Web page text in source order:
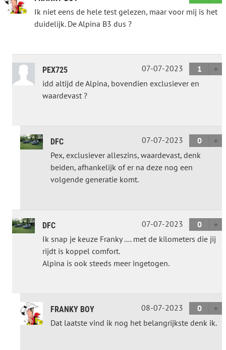
Ik niet eens de hele test gelezen, maar voor mij is het
duidelijk. De Alpina B3 dus ?
PEX725 07-07-2023
1
idd altijd de Alpina, bovendien exclusiever en
waardevast ?
DFC 07-07-2023
0
Pex, exclusiever alleszins, waardevast, denk
beiden, afhankelijk of er na deze nog een
volgende generatie komt.
DFC 07-07-2023
0
Ik snap je keuze Franky .... met de kilometers die jij
rijdt is koppel comfort.
Alpina is ook steeds meer ingetogen.
FRANKY BOY 08-07-2023
0
Dat laatste vind ik nog het belangrijkste denk ik.